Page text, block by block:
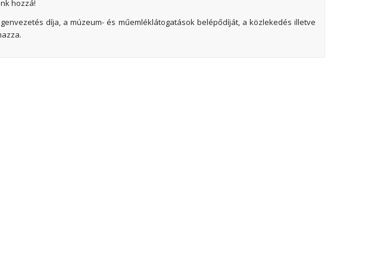
hozzá!
díja, a múzeum- és műemléklátogatások belépődíját, a közlekedés illetve